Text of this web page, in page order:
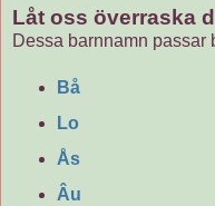
Låt oss överraska
Dessa barnnamn passar
Bå
Lo
Ås
Âu